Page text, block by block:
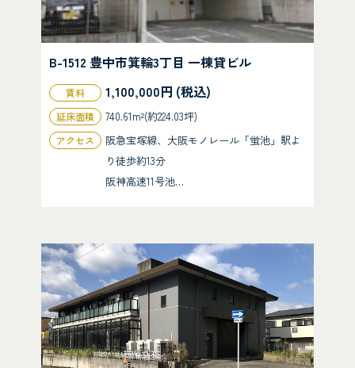
B-1512 豊中市箕輪3丁目 一棟貸ビル
賃料 1,100,000円 (税込)
延床面積 740.61m²(約224.03坪)
アクセス
阪急宝塚線、大阪モノレール「蛍池」駅よ
り徒歩約13分
阪神高速11号池…